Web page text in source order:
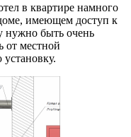
в квартире намного
имеющем доступ к
нужно быть очень
от местной